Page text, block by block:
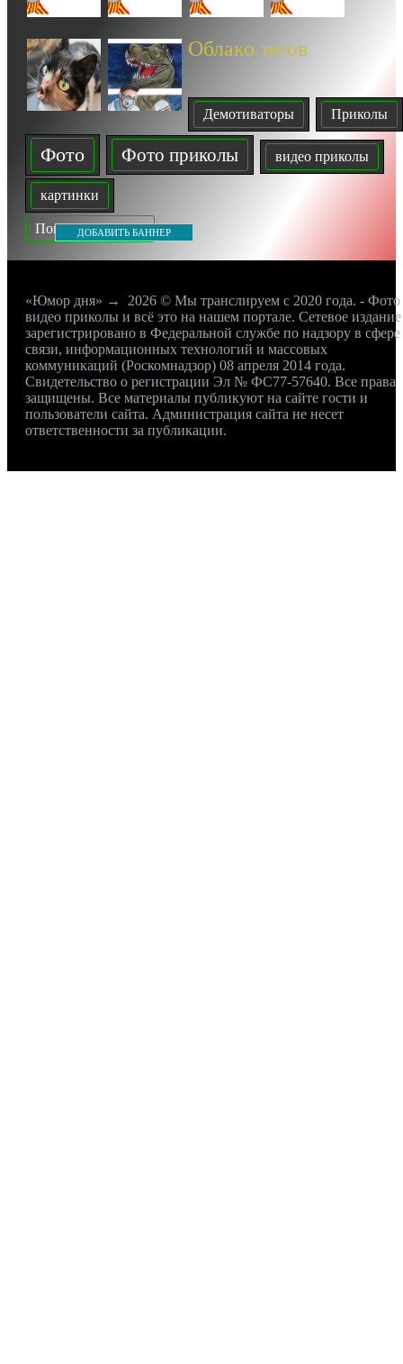
Облако тегов
Демотиваторы Приколы
Фото Фото приколы видео приколы
картинки
Показать все теги
ДОБАВИТЬ БАННЕР
«Юмор дня» → 2026 © Мы транслируем с 2020 года. -
видео приколы и всё это на нашем портале. Сетевое издание
зарегистрировано в Федеральной службе по надзору в сфере
связи, информационных технологий и массовых
коммуникаций (Роскомнадзор) 08 апреля 2014 года.
Свидетельство о регистрации Эл № ФС77-57640. Все права
защищены. Все материалы публикуют на сайте гости и
пользователи сайта. Администрация сайта не несет
ответственности за публикации.